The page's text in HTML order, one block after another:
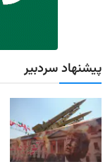
پیشنهاد سردبیر